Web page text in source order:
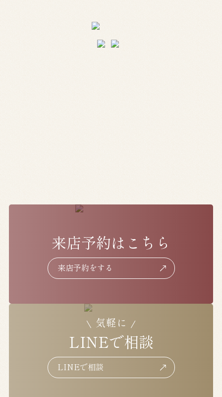
来店予約はこちら
来店予約をする
来店予約をする
気軽に
LINEで相談
LINEで相談
LINEで相談